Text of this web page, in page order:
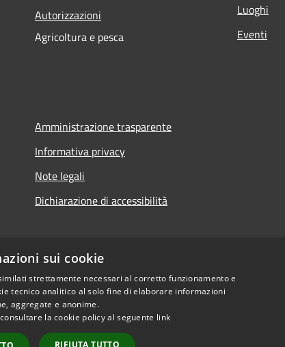
Autorizzazioni
Agricoltura e pesca
Luoghi
Eventi
Amministrazione trasparente
Informativa privacy
Note legali
Dichiarazione di accessibilità
sui cookie
strettamente necessari al corretto funzionamento e
tecnico analitico al solo fine di elaborare informazioni
aggregate e anonime.
la cookie policy al seguente link
RIFIUTA TUTTO